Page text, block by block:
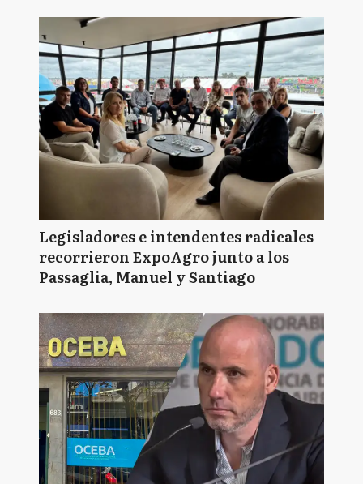
Legisladores e intendentes radicales
recorrieron ExpoAgro junto a los
Passaglia, Manuel y Santiago